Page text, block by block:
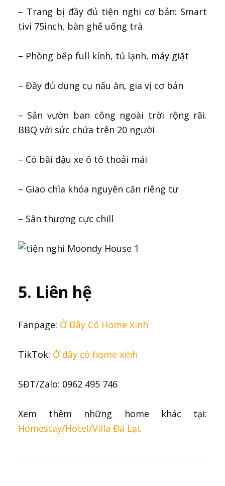
– Trang bị đầy đủ tiện nghi cơ bản: Smart
tivi 75inch, bàn ghế uống trà
– Phòng bếp full kính, tủ lạnh, máy giặt
– Đầy đủ dụng cụ nấu ăn, gia vị cơ bản
– Sân vườn ban công ngoài trời rộng rãi.
BBQ với sức chứa trên 20 người
– Có bãi đậu xe ô tô thoải mái
– Giao chìa khóa nguyên căn riêng tư
– Sân thượng cực chill
5. Liên hệ
Fanpage: Ở Đây Có Home Xinh
TikTok: Ở đây có home xinh
SĐT/Zalo: 0962 495 746
Xem thêm những home khác tại:
Homestay/Hotel/Villa Đà Lạt